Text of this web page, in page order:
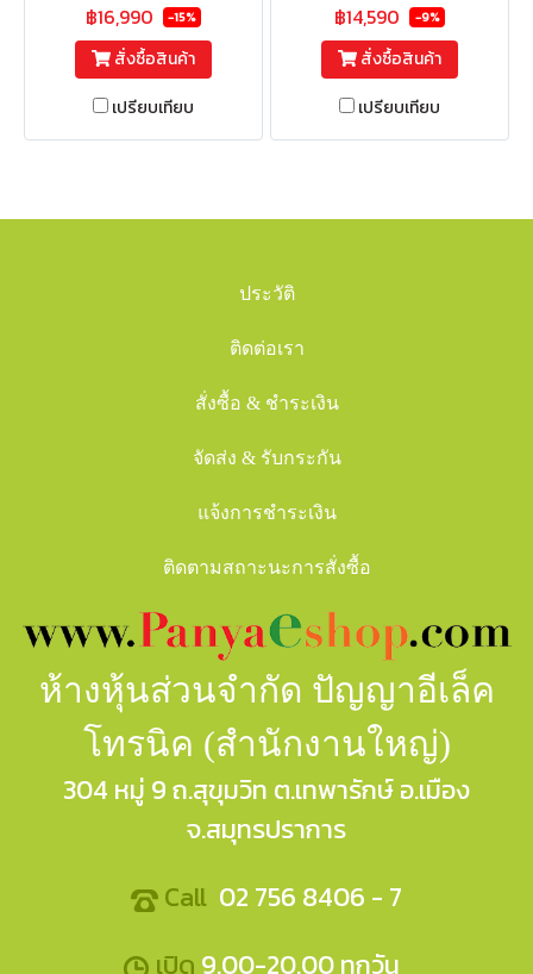
฿16,990 -15%
สั่งซื้อสินค้า
เปรียบเทียบ
฿14,590 -9%
สั่งซื้อสินค้า
เปรียบเทียบ
ประวัติ
ติดต่อเรา
สั่งซื้อ & ชำระเงิน
จัดส่ง & รับกระกัน
แจ้งการชำระเงิน
ติดตามสถาะนะการสั่งซื้อ
ห้างหุ้นส่วนจำกัด ปัญญาอีเล็ค
โทรนิค (สำนักงานใหญ่)
304 หมู่ 9 ถ.สุขุมวิท ต.เทพารักษ์ อ.เมือง
จ.สมุทรปราการ
Call 02 756 8406 - 7
เปิด 9.00-20.00 ทุกวัน